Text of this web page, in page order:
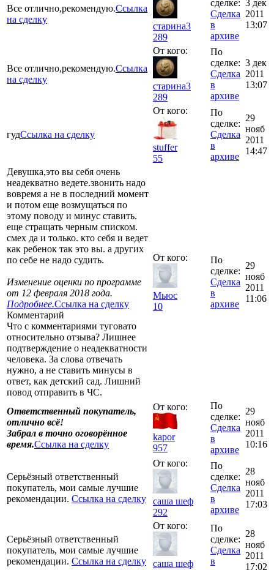
Все отлично,рекомендую.Ссылка
на сделку
старина3
289
сделке:
Сделка
в
архиве
3 дек
2011
13:07
Все отлично,рекомендую.Ссылка
на сделку
От кого:
старина3
289
По
сделке:
Сделка
в
архиве
3 дек
2011
13:07
гудСсылка на сделку
От кого:
stuffer
55
По
сделке:
Сделка
в
архиве
29
нояб
2011
14:47
Девушка,это вы себя очень
неадекватно ведете.звонить надо
вовремя а не в последний момент
и потом еще возмущаться по
этому поводу и минус ставить.
еще стращать черным списком.
смех да и только. кто себя и ведет
как ребенок так это вы. а других
по себе не надо судить.
Изменение оценки по программе
от 12 февраля 2018 года.
Подробнее.Ссылка на сделку
Комментарий
Что с комментариями туговато
относительно отзыва? Лишнее
подтверждение о неадекватности
человека. За слова отвечать
нужно, а не ставить минусы в
ответ, как детский сад. Лишний
повод отправить в ЧС.
От кого:
Мьюс
10
По
сделке:
Сделка
в
архиве
29
нояб
2011
11:06
Ответственный покупатель,
отлично всё!
Забрал в точно оговорённое
время.Ссылка на сделку
От кого:
kapor
957
По
сделке:
Сделка
в
архиве
29
нояб
2011
10:16
Серьёзный ответственный
покупатель, мои самые лучшие
рекомендации. Ссылка на сделку
От кого:
саша шеф
292
По
сделке:
Сделка
в
архиве
28
нояб
2011
17:03
Серьёзный ответственный
покупатель, мои самые лучшие
рекомендации. Ссылка на сделку
От кого:
саша шеф
По
сделке:
Сделка
в
28
нояб
2011
17:02